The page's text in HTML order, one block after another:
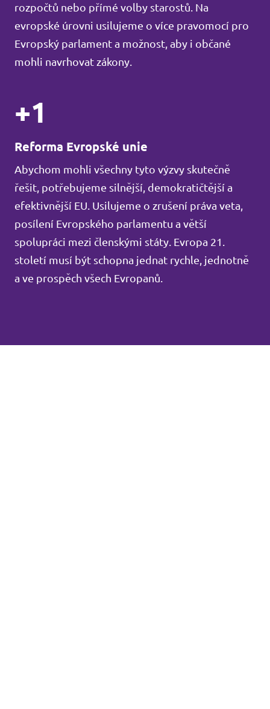
rozpočtů nebo přímé volby starostů. Na
evropské úrovni usilujeme o více pravomocí pro
Evropský parlament a možnost, aby i občané
mohli navrhovat zákony.
+1
Reforma Evropské unie
Abychom mohli všechny tyto výzvy skutečně
řešit, potřebujeme silnější, demokratičtější a
efektivnější EU. Usilujeme o zrušení práva veta,
posílení Evropského parlamentu a větší
spolupráci mezi členskými státy. Evropa 21.
století musí být schopna jednat rychle, jednotně
a ve prospěch všech Evropanů.